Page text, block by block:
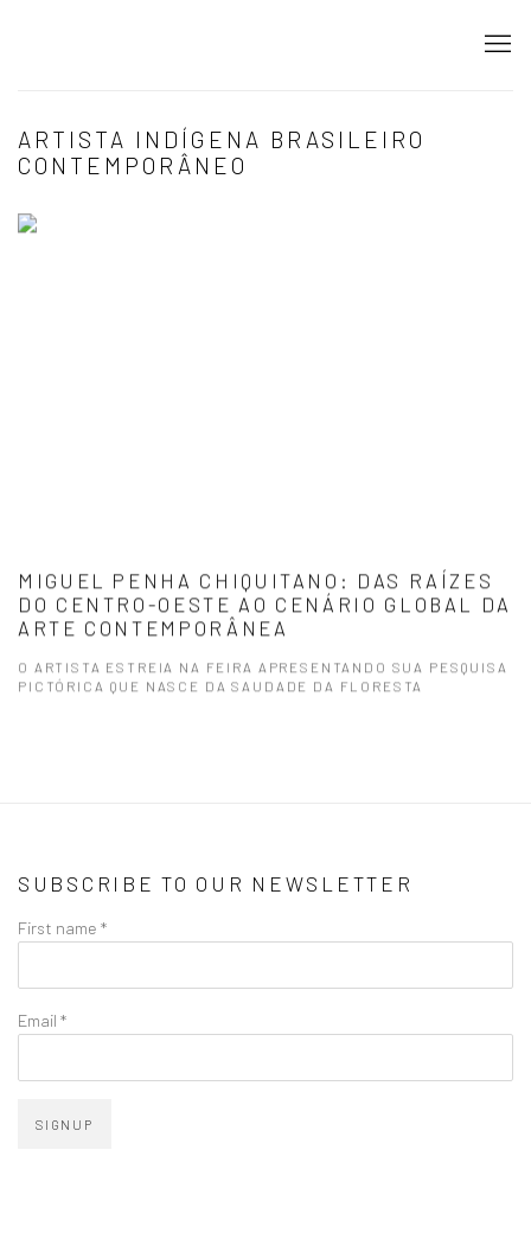
ARTISTA INDÍGENA BRASILEIRO
CONTEMPORÂNEO
MIGUEL PENHA CHIQUITANO: DAS RAÍZES
DO CENTRO-OESTE AO CENÁRIO GLOBAL DA
ARTE CONTEMPORÂNEA
O ARTISTA ESTREIA NA FEIRA APRESENTANDO SUA PESQUISA
PICTÓRICA QUE NASCE DA SAUDADE DA FLORESTA
SUBSCRIBE TO OUR NEWSLETTER
First name *
Email *
SIGNUP